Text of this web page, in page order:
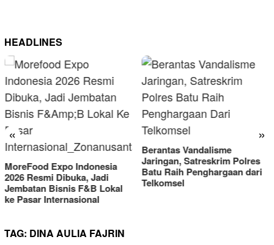
HEADLINES
« »
Expo Indonesia
Dibuka, Jadi
Bisnis F&B Lokal
Internasional
Berantas Vandalisme
Jaringan, Satreskrim Polres
Batu Raih Penghargaan dari
Telkomsel
2025
TAG: DINA AULIA FAJRIN